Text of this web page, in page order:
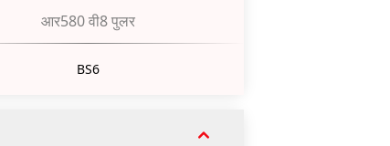
आर580 वी8 पुलर
BS6